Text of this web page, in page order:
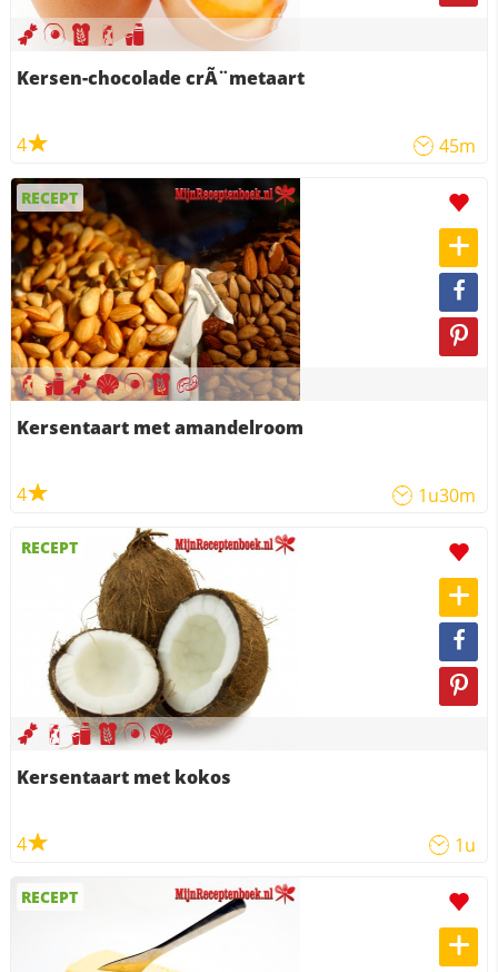
Kersen-chocolade crÃ¨metaart
4 45m
RECEPT
Kersentaart met amandelroom
4 1u30m
RECEPT
Kersentaart met kokos
4 1u
RECEPT